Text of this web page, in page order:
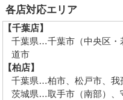
各店対応エリア
【千葉店】
千葉県…千葉市（中央区・
道市
【柏店】
千葉県…柏市、松戸市、我
茨城県…取手市（南部）、